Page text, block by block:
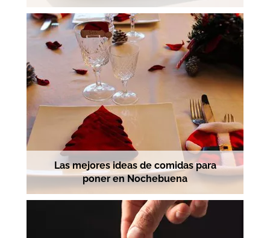
Las mejores ideas de comidas para
poner en Nochebuena